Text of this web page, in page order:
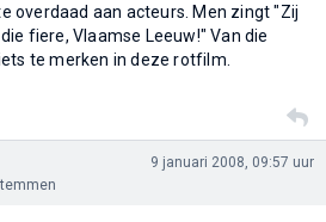
overdaad aan acteurs. Men zingt "Zij
fiere, Vlaamse Leeuw!" Van die
te merken in deze rotfilm.
9 januari 2008, 09:57 uur